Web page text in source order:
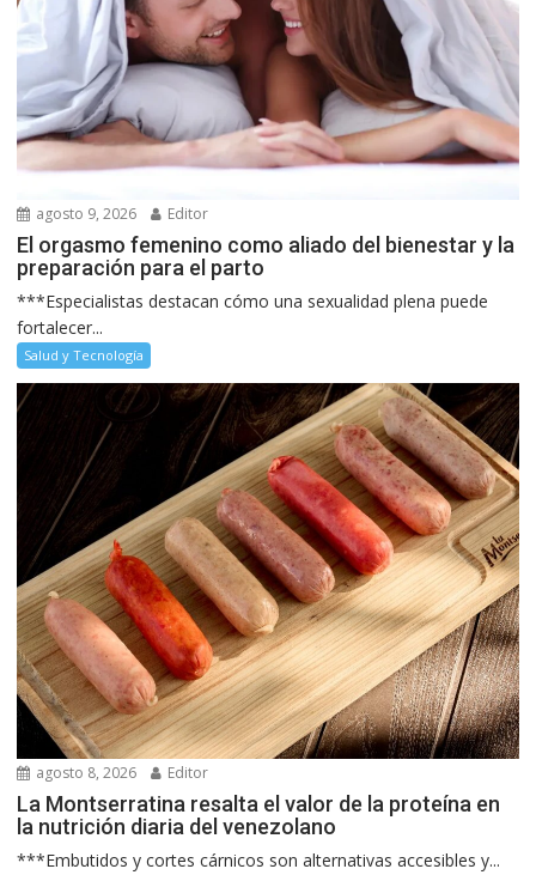
agosto 9, 2026 Editor
El orgasmo femenino como aliado del bienestar y la
preparación para el parto
***Especialistas destacan cómo una sexualidad plena puede
fortalecer...
Salud y Tecnología
agosto 8, 2026 Editor
La Montserratina resalta el valor de la proteína en
la nutrición diaria del venezolano
***Embutidos y cortes cárnicos son alternativas accesibles y...